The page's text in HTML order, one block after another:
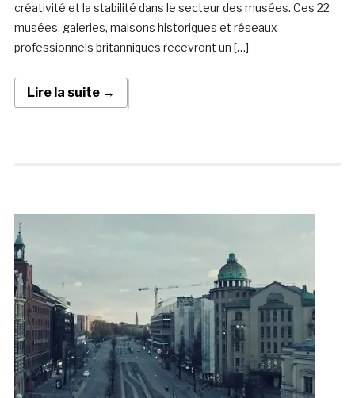
créativité et la stabilité dans le secteur des musées. Ces 22
musées, galeries, maisons historiques et réseaux
professionnels britanniques recevront un […]
Lire la suite →